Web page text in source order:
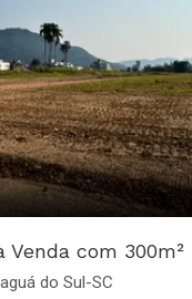
Venda com 300m²
do Sul-SC